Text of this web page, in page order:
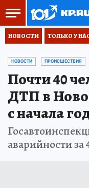
НОВОСТИ ТОЛЬКО У
НОВОСТИ ПРОИСШЕСТВИЯ
Почти 40
ДТП в
с начала
аварийности за